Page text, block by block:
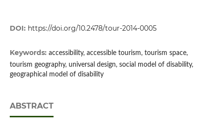
DOI: https://doi.org/10.2478/tour-2014-0005
Keywords: accessibility, accessible tourism, tourism space,
tourism geography, universal design, social model of disability,
geographical model of disability
ABSTRACT